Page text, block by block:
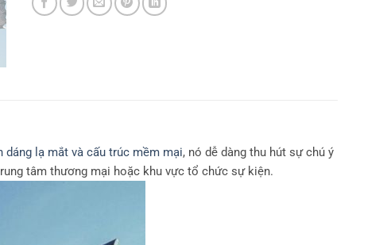
dáng lạ mắt và cấu trúc mềm mại, nó dễ dàng thu hút sự chú ý
tâm thương mại hoặc khu vực tổ chức sự kiện.